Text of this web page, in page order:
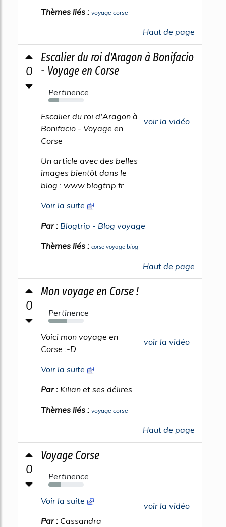
Thèmes liés : voyage corse
Haut de page
0
Escalier du roi d'Aragon à Bonifacio
- Voyage en Corse
Pertinence
28%
voir la vidéo
Escalier du roi d'Aragon à
Bonifacio - Voyage en
Corse
Un article avec des belles
images bientôt dans le
blog : www.blogtrip.fr
Voir la suite
Par : Blogtrip - Blog voyage
Thèmes liés : corse voyage blog
Haut de page
0
Mon voyage en Corse !
Pertinence
52%
voir la vidéo
Voici mon voyage en
Corse :-D
Voir la suite
Par : Kilian et ses délires
Thèmes liés : voyage corse
Haut de page
0
Voyage Corse
Pertinence
35%
voir la vidéo
Voir la suite
Par : Cassandra